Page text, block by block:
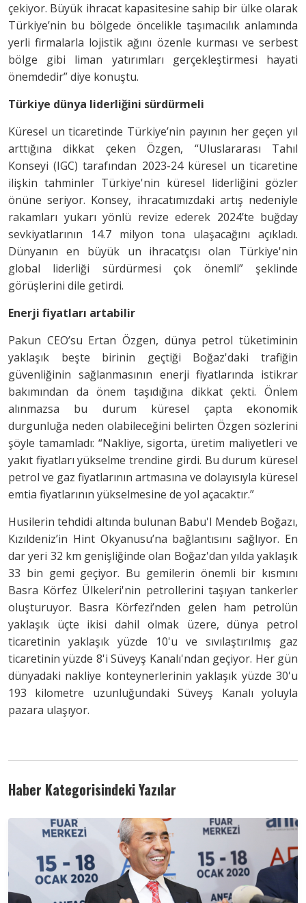
çekiyor. Büyük ihracat kapasitesine sahip bir ülke olarak
Türkiye’nin bu bölgede öncelikle taşımacılık anlamında
yerli firmalarla lojistik ağını özenle kurması ve serbest
bölge gibi liman yatırımları gerçekleştirmesi hayati
önemdedir” diye konuştu.
Türkiye dünya liderliğini sürdürmeli
Küresel un ticaretinde Türkiye’nin payının her geçen yıl
arttığına dikkat çeken Özgen, “Uluslararası Tahıl
Konseyi (IGC) tarafından 2023-24 küresel un ticaretine
ilişkin tahminler Türkiye'nin küresel liderliğini gözler
önüne seriyor. Konsey, ihracatımızdaki artış nedeniyle
rakamları yukarı yönlü revize ederek 2024’te buğday
sevkiyatlarının 14.7 milyon tona ulaşacağını açıkladı.
Dünyanın en büyük un ihracatçısı olan Türkiye'nin
global liderliği sürdürmesi çok önemli” şeklinde
görüşlerini dile getirdi.
Enerji fiyatları artabilir
Pakun CEO’su Ertan Özgen, dünya petrol tüketiminin
yaklaşık beşte birinin geçtiği Boğaz'daki trafiğin
güvenliğinin sağlanmasının enerji fiyatlarında istikrar
bakımından da önem taşıdığına dikkat çekti. Önlem
alınmazsa bu durum küresel çapta ekonomik
durgunluğa neden olabileceğini belirten Özgen sözlerini
şöyle tamamladı: “Nakliye, sigorta, üretim maliyetleri ve
yakıt fiyatları yükselme trendine girdi. Bu durum küresel
petrol ve gaz fiyatlarının artmasına ve dolayısıyla küresel
emtia fiyatlarının yükselmesine de yol açacaktır.”
Husilerin tehdidi altında bulunan Babu'l Mendeb Boğazı,
Kızıldeniz’in Hint Okyanusu’na bağlantısını sağlıyor. En
dar yeri 32 km genişliğinde olan Boğaz'dan yılda yaklaşık
33 bin gemi geçiyor. Bu gemilerin önemli bir kısmını
Basra Körfez Ülkeleri'nin petrollerini taşıyan tankerler
oluşturuyor. Basra Körfezi’nden gelen ham petrolün
yaklaşık üçte ikisi dahil olmak üzere, dünya petrol
ticaretinin yaklaşık yüzde 10'u ve sıvılaştırılmış gaz
ticaretinin yüzde 8'i Süveyş Kanalı'ndan geçiyor. Her gün
dünyadaki nakliye konteynerlerinin yaklaşık yüzde 30'u
193 kilometre uzunluğundaki Süveyş Kanalı yoluyla
pazara ulaşıyor.
Haber Kategorisindeki Yazılar